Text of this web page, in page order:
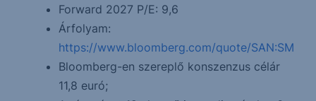
Forward 2027 P/E: 9,6
Árfolyam:
https://www.bloomberg.com/quote/SAN:SM
Bloomberg-en szereplő konszenzus célár
11,8 euró;